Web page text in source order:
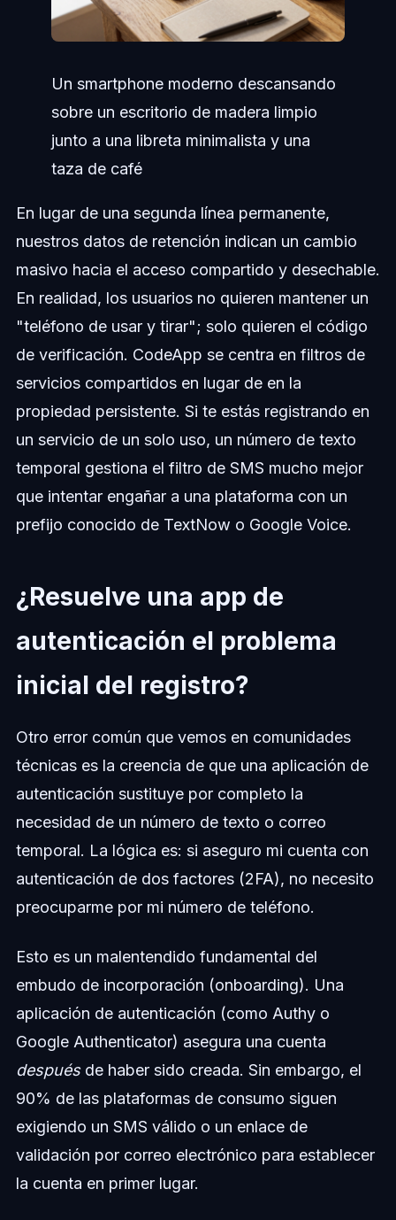
Un smartphone moderno descansando
sobre un escritorio de madera limpio
junto a una libreta minimalista y una
taza de café
En lugar de una segunda línea permanente,
nuestros datos de retención indican un cambio
masivo hacia el acceso compartido y desechable.
En realidad, los usuarios no quieren mantener un
"teléfono de usar y tirar"; solo quieren el código
de verificación. CodeApp se centra en filtros de
servicios compartidos en lugar de en la
propiedad persistente. Si te estás registrando en
un servicio de un solo uso, un número de texto
temporal gestiona el filtro de SMS mucho mejor
que intentar engañar a una plataforma con un
prefijo conocido de TextNow o Google Voice.
¿Resuelve una app de
autenticación el problema
inicial del registro?
Otro error común que vemos en comunidades
técnicas es la creencia de que una aplicación de
autenticación sustituye por completo la
necesidad de un número de texto o correo
temporal. La lógica es: si aseguro mi cuenta con
autenticación de dos factores (2FA), no necesito
preocuparme por mi número de teléfono.
Esto es un malentendido fundamental del
embudo de incorporación (onboarding). Una
aplicación de autenticación (como Authy o
Google Authenticator) asegura una cuenta
despuésde haber sido creada. Sin embargo, el
90% de las plataformas de consumo siguen
exigiendo un SMS válido o un enlace de
validación por correo electrónico para establecer
la cuenta en primer lugar.